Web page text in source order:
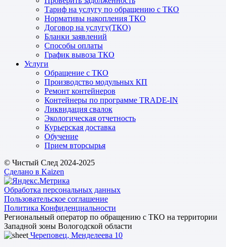
Тариф на услугу по обращению с ТКО
Нормативы накопления ТКО
Договор на услугу(ТКО)
Бланки заявлений
Способы оплаты
График вывоза ТКО
Услуги
Обращение с ТКО
Производство модульных КП
Ремонт контейнеров
Контейнеры по программе TRADE-IN
Ликвидация свалок
Экологическая отчетность
Курьерская доставка
Обучение
Прием вторсырья
© Чистый След 2024-2025
Сделано в Kaizen
Обработка персональных данных
Пользовательское соглашение
Политика Конфиденциальности
Региональный оператор по обращению с ТКО на территории
Западной зоны Вологодской области
Череповец, Менделеева 10